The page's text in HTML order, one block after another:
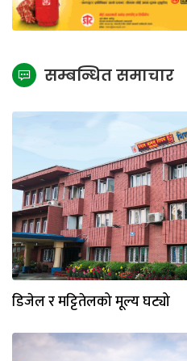
सम्बन्धित समाचार
डिजेल र मट्टितेलको मूल्य घट्यो